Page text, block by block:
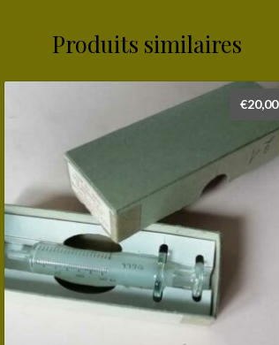
Produits similaires
€20,00